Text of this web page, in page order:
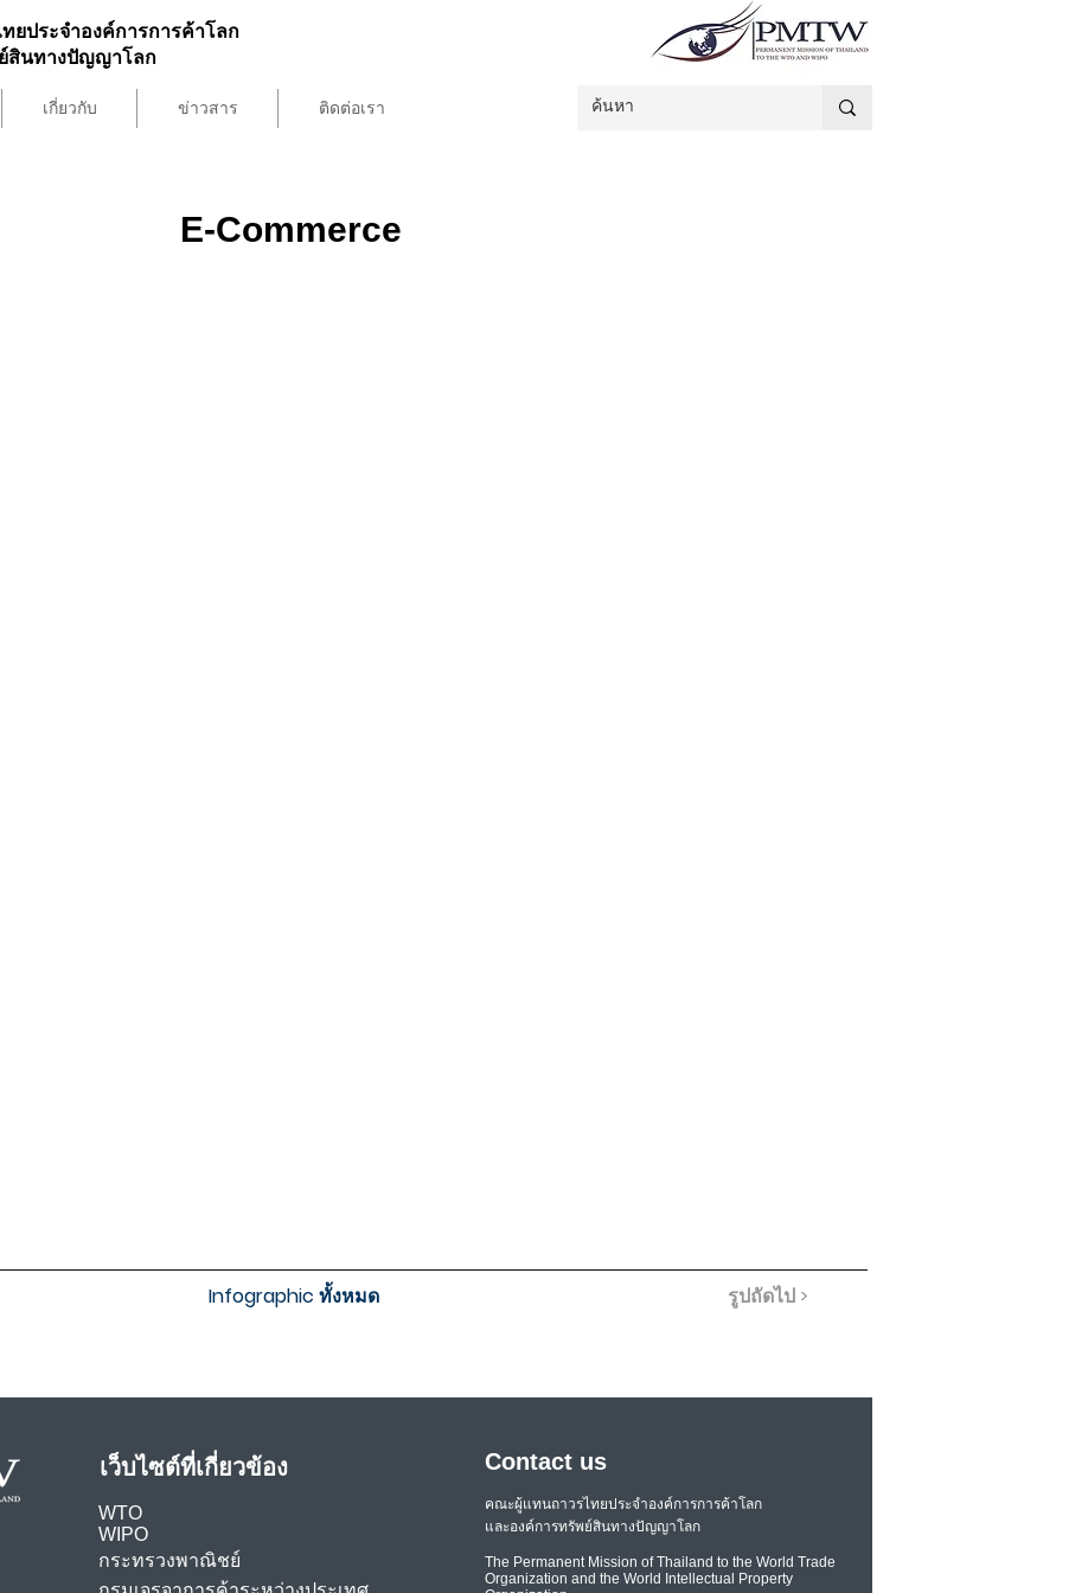
ยประจำองค์การการค้าโลก
สินทางปัญญาโลก
เกี่ยวกับ ข่าวสาร ติดต่อเรา
E-Commerce
Infographic ทั้งหมด รูปถัดไป >
เว็บไซต์ที่เกี่ยวข้อง
WTO
WIPO
กระทรวงพาณิชย์
Contact us
คณะผู้แทนถาวรไทยประจำองค์การการค้าโลก
และองค์การทรัพย์สินทางปัญญาโลก
The Permanent Mission of Thailand to the World Trade
Organization and the World Intellectual Property